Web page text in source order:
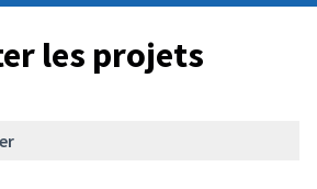
les projets